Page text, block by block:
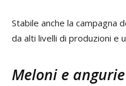
Stabile anche la campagna
da alti livelli di produzioni e
Meloni e